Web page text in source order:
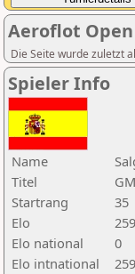
Aeroflot Open
Die Seite wurde zuletzt
Spieler Info
Name
Titel
GM
Startrang
35
Elo
Elo national
0
Elo intnational